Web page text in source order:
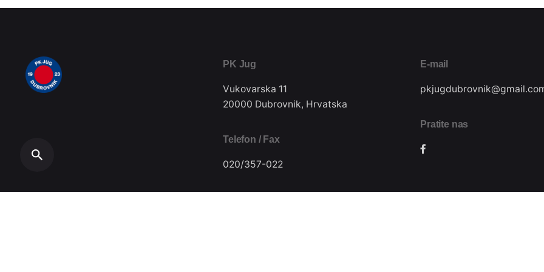
PK Jug
Vukovarska 11
20000 Dubrovnik, Hrvatska
Telefon / Fax
020/357-022
E-mail
Pratite nas